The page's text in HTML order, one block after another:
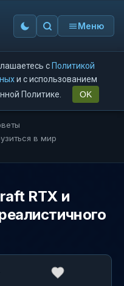
Меню
с Политикой
и с использованием
Политике.
OK
в мир
RTX и